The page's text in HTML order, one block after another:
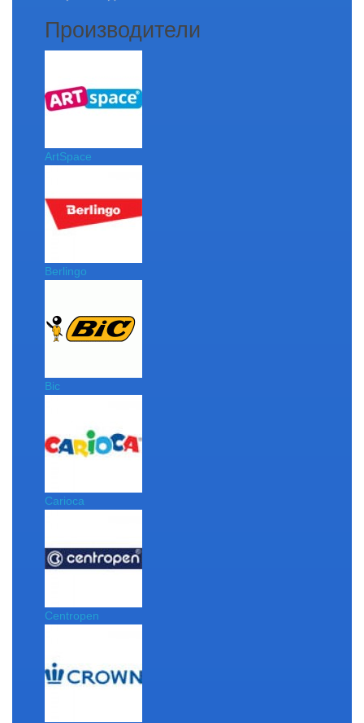
Производители
ArtSpace
Berlingo
Bic
Carioca
Centropen